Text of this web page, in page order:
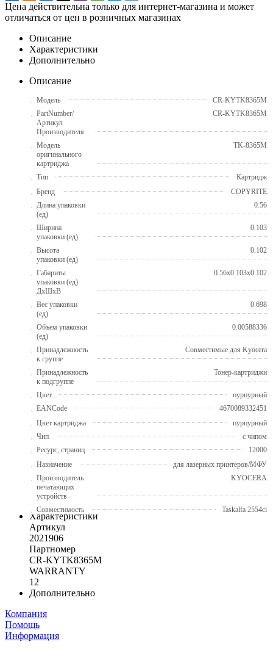
Цена действительна только для интернет-магазина и может
отличаться от цен в розничных магазинах
Описание
Характеристики
Дополнительно
Описание
Модель
CR-KYTK8365M
PartNumber/
Артикул
Производителя
CR-KYTK8365M
Модель
оригинального
картриджа
TK-8365M
Тип
Картридж
Бренд
COPYRITE
Длина упаковки
(ед)
0.56
Ширина
упаковки (ед)
0.103
Высота
упаковки (ед)
0.102
Габариты
упаковки (ед)
ДхШхВ
0.56x0.103x0.102
Вес упаковки
(ед)
0.698
Объем упаковки
(ед)
0.00588336
Принадлежность
к группе
Совместимые для Kyocera
Принадлежность
к подгруппе
Тонер-картриджи
Цвет
пурпурный
EANCode
4670089332451
Цвет картриджа
пурпурный
Чип
с чипом
Ресурс, страниц
12000
Назначение
для лазерных принтеров/МФУ
Производитель
печатающих
устройств
KYOCERA
Совместимость Taskalfa 2554ci
Характеристики
Артикул
2021906
Партномер
CR-KYTK8365M
WARRANTY
12
Дополнительно
Компания
Помощь
Информация